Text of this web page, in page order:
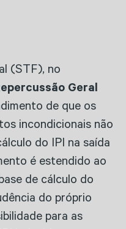
(STF), no
Geral
de que os
incondicionais não
do IPI na saída
é estendido ao
de cálculo do
do próprio
para as